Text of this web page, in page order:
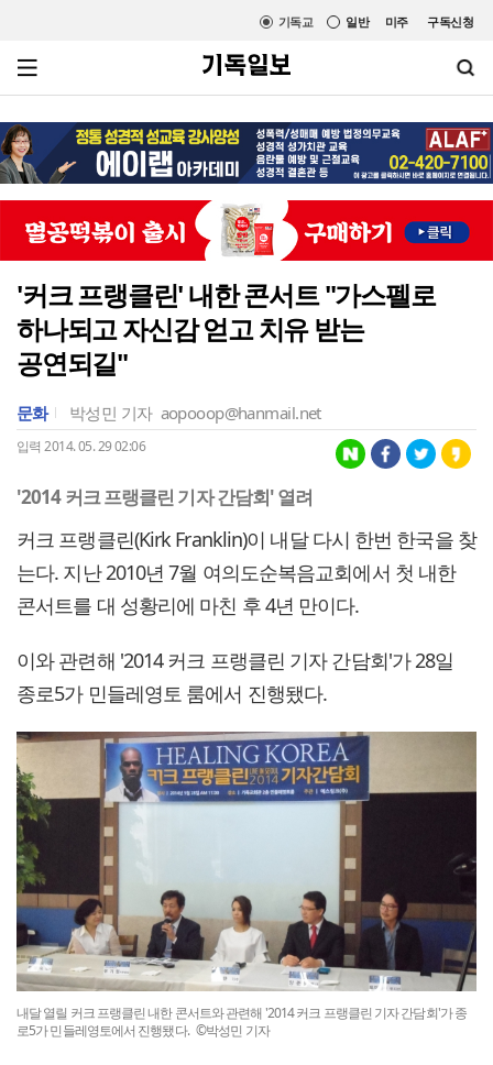
미주 구독신청
일반
기독교
'커크 프랭클린' 내한 콘서트 "가스펠로
하나되고 자신감 얻고 치유 받는
공연되길"
문화 박성민 기자 aopooop@hanmail.net
입력 2014. 05. 29 02:06
'2014 커크 프랭클린 기자 간담회' 열려
커크 프랭클린(Kirk Franklin)이 내달 다시 한번 한국을 찾
는다. 지난 2010년 7월 여의도순복음교회에서 첫 내한
콘서트를 대 성황리에 마친 후 4년 만이다.
이와 관련해 '2014 커크 프랭클린 기자 간담회'가 28일
종로5가 민들레영토 룸에서 진행됐다.
내달 열릴 커크 프랭클린 내한 콘서트와 관련해 '2014 커크 프랭클린 기자 간담회'가 종
로5가 민들레영토에서 진행됐다. ©박성민 기자